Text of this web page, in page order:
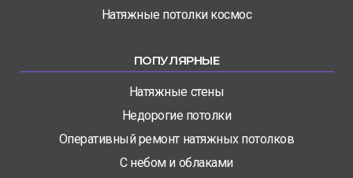
Натяжные потолки космос
ПОПУЛЯРНЫЕ
Натяжные стены
Недорогие потолки
Оперативный ремонт натяжных потолков
С небом и облаками